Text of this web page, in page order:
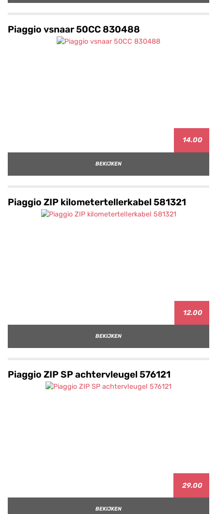
Piaggio vsnaar 50CC 830488
14.00
BEKIJKEN
Piaggio ZIP kilometertellerkabel 581321
12.00
BEKIJKEN
Piaggio ZIP SP achtervleugel 576121
29.00
BEKIJKEN